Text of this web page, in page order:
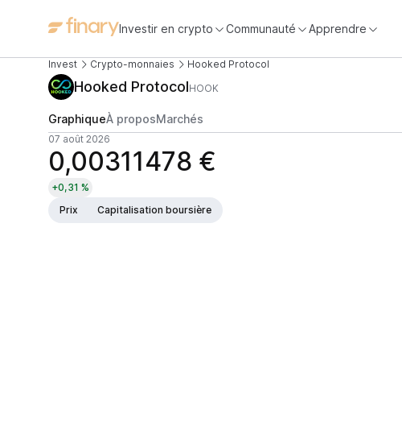
Investir en crypto Communauté Apprendre
Invest Crypto-monnaies Hooked Protocol
Hooked ProtocolHOOK
GraphiqueÀ proposMarchés
07 août 2026
0,00311478 €
+0,31 %
Prix
Capitalisation boursière